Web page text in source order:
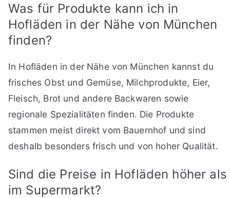
Was für Produkte kann ich in
Hofläden in der Nähe von München
finden?
In Hofläden in der Nähe von München kannst du
frisches Obst und Gemüse, Milchprodukte, Eier,
Fleisch, Brot und andere Backwaren sowie
regionale Spezialitäten finden. Die Produkte
stammen meist direkt vom Bauernhof und sind
deshalb besonders frisch und von hoher Qualität.
Sind die Preise in Hofläden höher als
im Supermarkt?